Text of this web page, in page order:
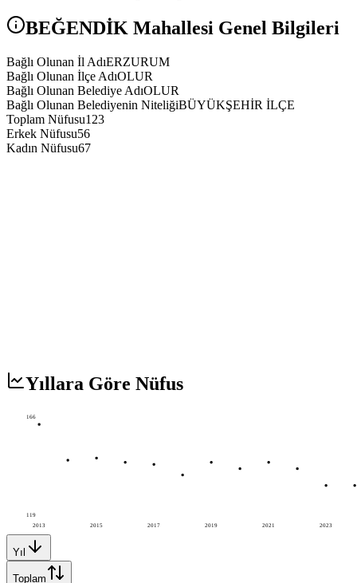
BEĞENDİK Mahallesi Genel Bilgileri
Bağlı Olunan İl AdıERZURUM
Bağlı Olunan İlçe AdıOLUR
Bağlı Olunan Belediye AdıOLUR
Bağlı Olunan Belediyenin NiteliğiBÜYÜKŞEHİR İLÇE
Toplam Nüfusu123
Erkek Nüfusu56
Kadın Nüfusu67
Yıllara Göre Nüfus
2013 2015 2017 2019 2021 2023
166
119
Yıl
Toplam